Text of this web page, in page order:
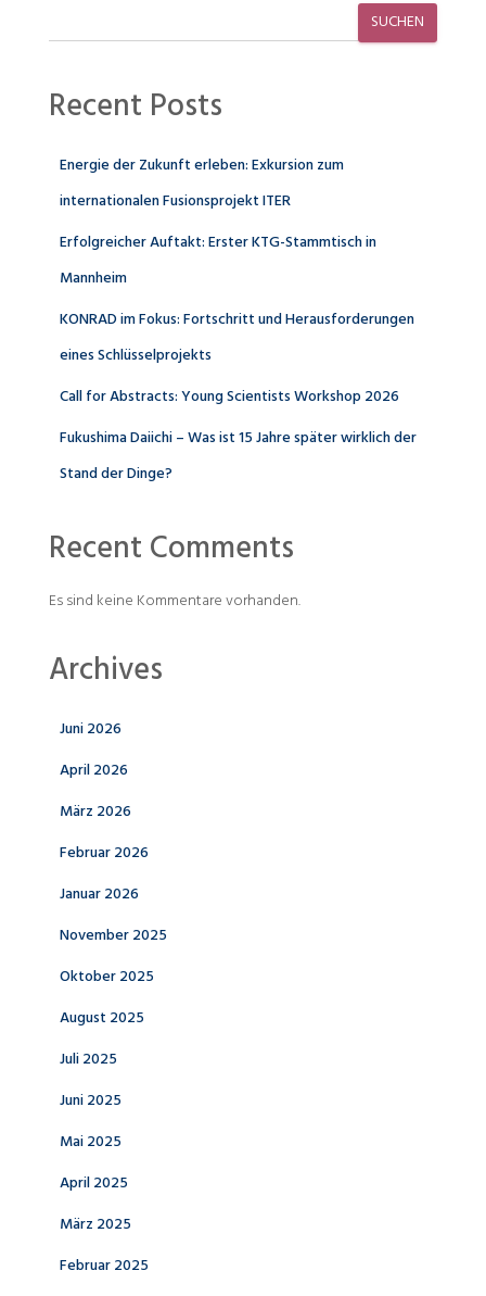
SUCHEN
Recent Posts
Energie der Zukunft erleben: Exkursion zum
internationalen Fusionsprojekt ITER
Erfolgreicher Auftakt: Erster KTG-Stammtisch in
Mannheim
KONRAD im Fokus: Fortschritt und Herausforderungen
eines Schlüsselprojekts
Call for Abstracts: Young Scientists Workshop 2026
Fukushima Daiichi – Was ist 15 Jahre später wirklich der
Stand der Dinge?
Recent Comments
Es sind keine Kommentare vorhanden.
Archives
Juni 2026
April 2026
März 2026
Februar 2026
Januar 2026
November 2025
Oktober 2025
August 2025
Juli 2025
Juni 2025
Mai 2025
April 2025
März 2025
Februar 2025